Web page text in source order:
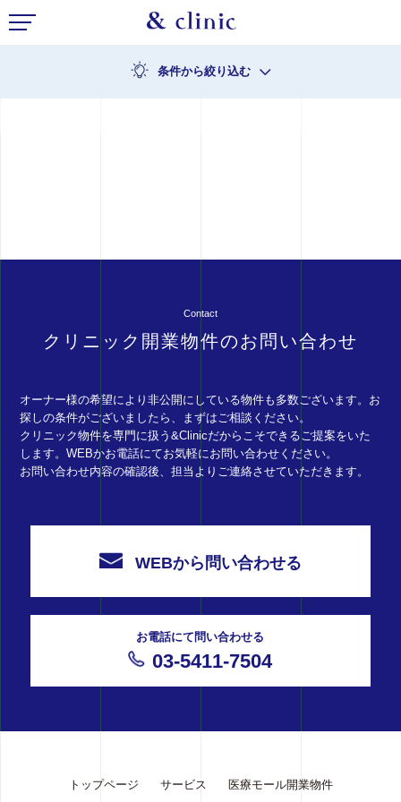
条件から絞り込む
Contact
クリニック開業物件のお問い合わせ
オーナー様の希望により非公開にしている物件も多数ございます。お
探しの条件がございましたら、まずはご相談ください。
クリニック物件を専門に扱う&Clinicだからこそできるご提案をいた
します。WEBかお電話にてお気軽にお問い合わせください。
お問い合わせ内容の確認後、担当よりご連絡させていただきます。
WEBから問い合わせる
お電話にて問い合わせる
03-5411-7504
トップページ サービス 医療モール開業物件